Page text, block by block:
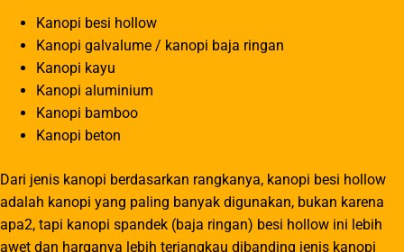
Kanopi besi hollow
Kanopi galvalume / kanopi baja ringan
Kanopi kayu
Kanopi aluminium
Kanopi bamboo
Kanopi beton
Dari jenis kanopi berdasarkan rangkanya, kanopi besi hollow
adalah kanopi yang paling banyak digunakan, bukan karena
apa2, tapi kanopi spandek (baja ringan) besi hollow ini lebih
awet dan harganya lebih terjangkau dibanding jenis kanopi